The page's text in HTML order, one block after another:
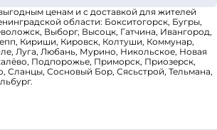
ценам и с доставкой для жителей
области: Бокситогорск, Бугры,
Выборг, Высоцк, Гатчина, Ивангород,
Кириши, Кировск, Колтуши, Коммунар,
Луга, Любань, Мурино, Никольское, Новая
Подпорожье, Приморск, Приозерск,
Сланцы, Сосновый Бор, Сясьстрой, Тельмана,